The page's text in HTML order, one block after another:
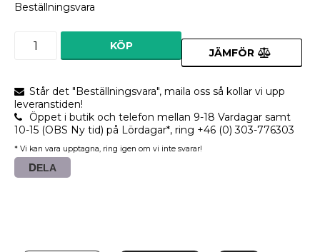
Beställningsvara
KÖP
JÄMFÖR
Står det "Beställningsvara", maila oss så kollar vi upp
leveranstiden!
Öppet i butik och telefon mellan 9-18 Vardagar samt
10-15 (OBS Ny tid) på Lördagar*, ring +46 (0) 303-776303
* Vi kan vara upptagna, ring igen om vi inte svarar!
DELA